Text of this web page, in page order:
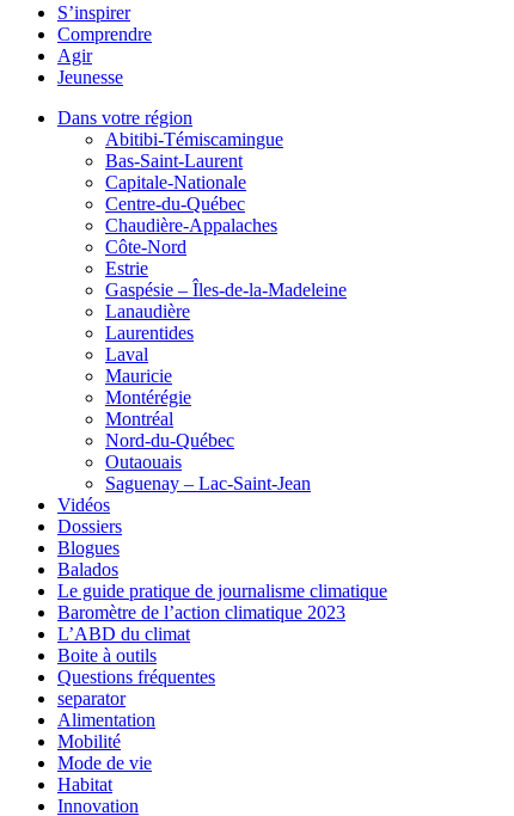
S’inspirer
Comprendre
Agir
Jeunesse
Dans votre région
Abitibi-Témiscamingue
Bas-Saint-Laurent
Capitale-Nationale
Centre-du-Québec
Chaudière-Appalaches
Côte-Nord
Estrie
Gaspésie – Îles-de-la-Madeleine
Lanaudière
Laurentides
Laval
Mauricie
Montérégie
Montréal
Nord-du-Québec
Outaouais
Saguenay – Lac-Saint-Jean
Vidéos
Dossiers
Blogues
Balados
Le guide pratique de journalisme climatique
Baromètre de l’action climatique 2023
L’ABD du climat
Boite à outils
Questions fréquentes
separator
Alimentation
Mobilité
Mode de vie
Habitat
Innovation